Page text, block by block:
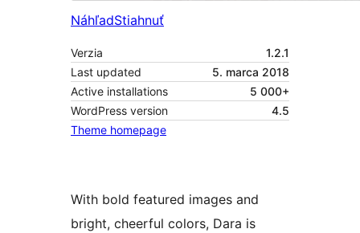
NáhľadStiahnuť
Verzia
1.2.1
Last updated
5. marca 2018
Active installations
5 000+
WordPress version
4.5
Theme homepage
With bold featured images and
bright, cheerful colors, Dara is